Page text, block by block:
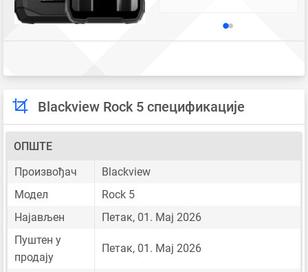
Blackview Rock 5 спецификације
ОПШТЕ
Произвођач
Blackview
Модел
Rock 5
Најављен
Петак, 01. Мај 2026
Пуштен у
продају
Петак, 01. Мај 2026